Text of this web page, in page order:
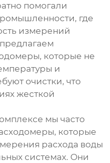
помогали
где
измерений
которые не
и
очистки, что
жесткой
мы часто
которые
расхода воды
системах. Они